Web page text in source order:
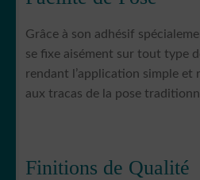
Grâce à son adhésif
se fixe aisément sur tout type
rendant l’application simple et
aux tracas de la pose
Finitions de Qualité